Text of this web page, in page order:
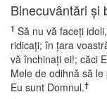
Binecuvântări şi
1 Să nu vă faceţi
ridicaţi; în ţara
vă închinaţi ei!; căci
Mele de odihnă să
Eu sunt Domnul.†